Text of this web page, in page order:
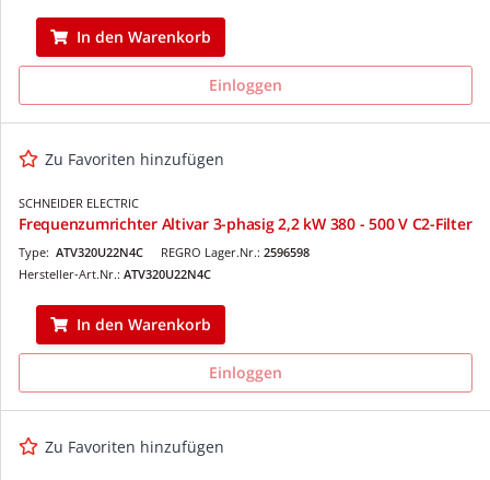
In den Warenkorb
Einloggen
Zu Favoriten hinzufügen
SCHNEIDER ELECTRIC
Frequenzumrichter Altivar 3-phasig 2,2 kW 380 - 500 V C2-Filter
REGRO Lager.Nr.: 2596598
Type: ATV320U22N4C
Hersteller-Art.Nr.: ATV320U22N4C
In den Warenkorb
Einloggen
Zu Favoriten hinzufügen